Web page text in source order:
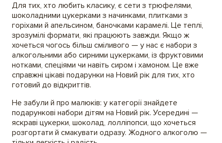
Для тих, хто любить класику, є сети з трюфелями,
шоколадними цукерками з начинками, плитками з
горіхами й апельсином, баночками карамелі. Це теплі,
зрозумілі формати, які працюють завжди. Якщо ж
хочеться чогось більш сміливого — у нас є набори з
алкогольними або сирними цукерками, із фруктовими
нотками, спеціями чи навіть сиром і хамоном. Це вже
справжні цікаві подарунки на Новий рік для тих, хто
готовий до відкриттів.
Не забули й про малюків: у категорії знайдете
подарункові набори дітям на Новий рік. Усередині —
яскраві цукерки, шоколад, лолліпопси, що хочеться
розгортати й смакувати одразу. Жодного алкоголю —